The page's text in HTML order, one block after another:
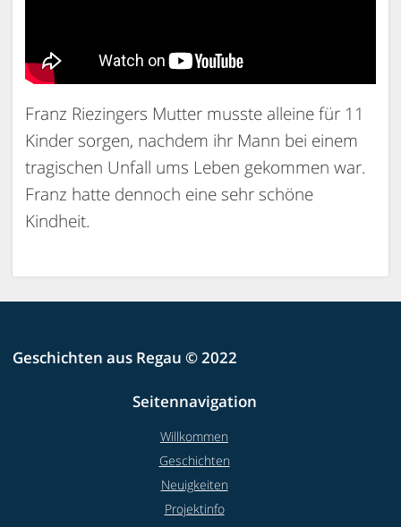
Franz Riezingers Mutter musste alleine für 11
Kinder sorgen, nachdem ihr Mann bei einem
tragischen Unfall ums Leben gekommen war.
Franz hatte dennoch eine sehr schöne
Kindheit.
Geschichten aus Regau © 2022
Seitennavigation
Willkommen
Geschichten
Neuigkeiten
Projektinfo